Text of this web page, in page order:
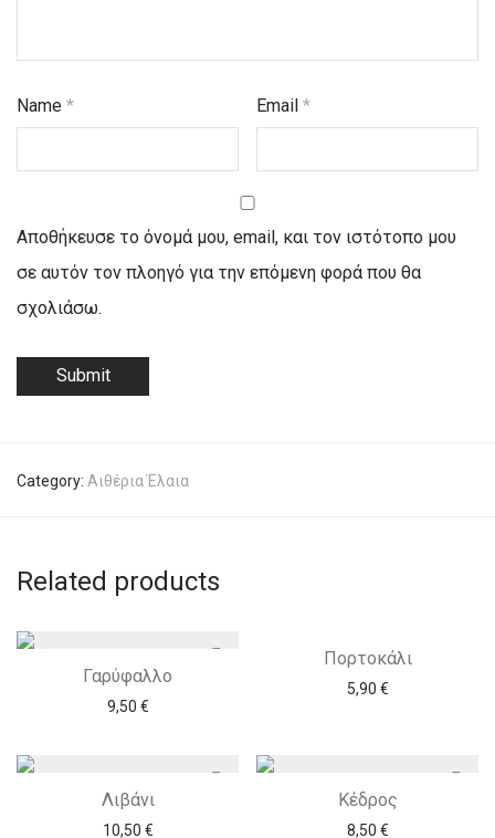
Name * Email*
Αποθήκευσε το όνομά μου, email, και τον ιστότοπο μου
σε αυτόν τον πλοηγό για την επόμενη φορά που θα
σχολιάσω.
Category: Αιθέρια Έλαια
Related products
Γαρύφαλλο
9,50 €
Πορτοκάλι
5,90 €
Λιβάνι
10,50 €
Κέδρος
8,50 €